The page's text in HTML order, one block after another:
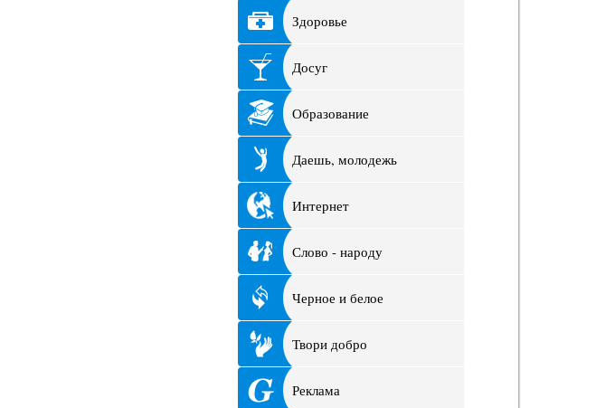
Здоровье
Досуг
Образование
Даешь, молодежь
Интернет
Слово - народу
Черное и белое
Твори добро
Реклама